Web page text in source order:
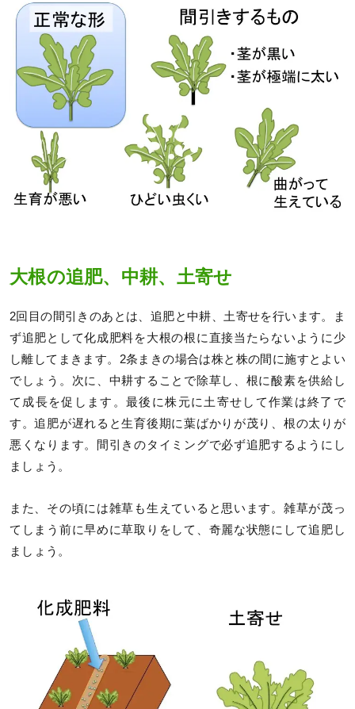
大根の追肥、中耕、土寄せ
2回目の間引きのあとは、追肥と中耕、土寄せを行います。ま
ず追肥として化成肥料を大根の根に直接当たらないように少
し離してまきます。2条まきの場合は株と株の間に施すとよい
でしょう。次に、中耕することで除草し、根に酸素を供給し
て成長を促します。最後に株元に土寄せして作業は終了で
す。追肥が遅れると生育後期に葉ばかりが茂り、根の太りが
悪くなります。間引きのタイミングで必ず追肥するようにし
ましょう。
また、その頃には雑草も生えていると思います。雑草が茂っ
てしまう前に早めに草取りをして、奇麗な状態にして追肥し
ましょう。